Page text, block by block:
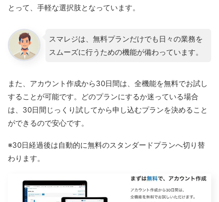
とって、手軽な選択肢となっています。
スマレジは、無料プランだけでも日々の業務を
スムーズに行うための機能が備わっています。
また、アカウント作成から30日間は、全機能を無料でお試し
することが可能です。どのプランにするか迷っている場合
は、30日間じっくり試してから申し込むプランを決めること
ができるので安心です。
※30日経過後は自動的に無料のスタンダードプランへ切り替
わります。